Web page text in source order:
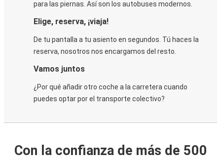
para las piernas. Así son los autobuses modernos.
Elige, reserva, ¡viaja!
De tu pantalla a tu asiento en segundos. Tú haces la
reserva, nosotros nos encargamos del resto.
Vamos juntos
¿Por qué añadir otro coche a la carretera cuando
puedes optar por el transporte colectivo?
Con la confianza de más de 500